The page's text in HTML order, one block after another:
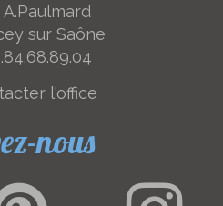
A.Paulmard
sur Saône
l'office
nous